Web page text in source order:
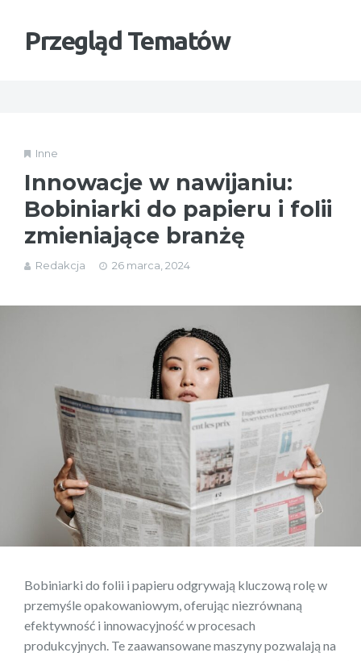
Przegląd Tematów
Inne
Innowacje w nawijaniu:
Bobiniarki do papieru i folii
zmieniające branżę
Redakcja 26 marca, 2024
Bobiniarki do folii i papieru odgrywają kluczową rolę w
przemyśle opakowaniowym, oferując niezrównaną
efektywność i innowacyjność w procesach
produkcyjnych. Te zaawansowane maszyny pozwalają na